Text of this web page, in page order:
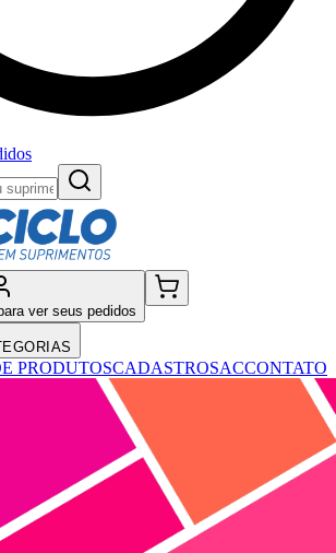
ver seus pedidos
PRODUTOSCADASTROSACCONTATO